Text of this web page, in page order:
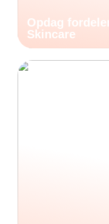
Opdag
Skincare